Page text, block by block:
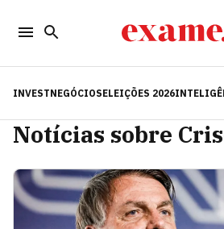
INVESTNEGÓCIOSELEIÇÕES 2026
Notícias sobre